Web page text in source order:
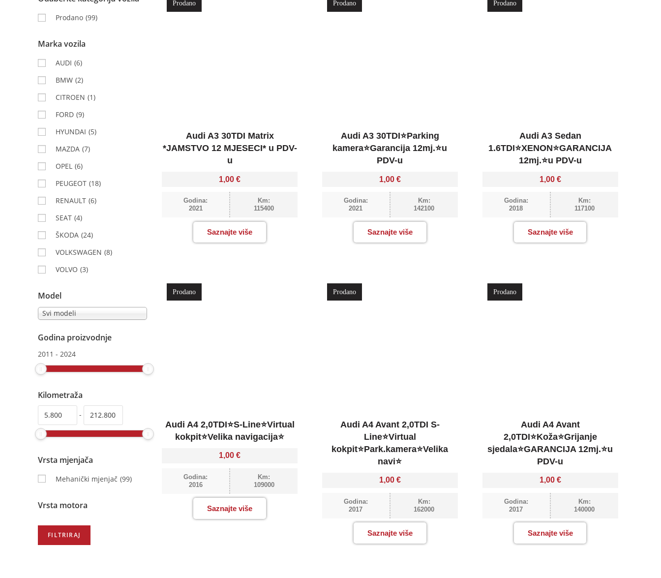
Prodano (99)
Marka vozila
AUDI (6)
BMW (2)
CITROEN (1)
FORD (9)
HYUNDAI (5)
MAZDA (7)
OPEL (6)
PEUGEOT (18)
RENAULT (6)
SEAT (4)
ŠKODA (24)
VOLKSWAGEN (8)
VOLVO (3)
Model
Svi modeli
Godina proizvodnje
2011 - 2024
Kilometraža
-
Vrsta mjenjača
Mehanički mjenjač (99)
Vrsta motora
Prodano
Audi A3 30TDI Matrix
*JAMSTVO 12 MJESECI* u PDV-
u
1,00€
Godina:
2021
Km:
115400
Saznajte više
Prodano
Audi A3 30TDI⭐Parking
kamera⭐Garancija 12mj.⭐u
PDV-u
1,00 €
Godina:
2021
Km:
142100
Saznajte više
Prodano
Audi A3 Sedan
1.6TDI⭐XENON⭐GARANCIJA
12mj.⭐u PDV-u
1,00 €
Godina:
2018
Km:
117100
Saznajte više
Prodano
Audi A4 2,0TDI⭐S-Line⭐Virtual
kokpit⭐Velika navigacija⭐
1,00€
Godina:
2016
Km:
109000
Saznajte više
Prodano
Audi A4 Avant 2,0TDI S-
Line⭐Virtual
kokpit⭐Park.kamera⭐Velika
navi⭐
1,00 €
Godina:
2017
Km:
162000
Saznajte više
Prodano
Audi A4 Avant
2,0TDI⭐Koža⭐Grijanje
sjedala⭐GARANCIJA 12mj.⭐u
PDV-u
1,00 €
Godina:
2017
Km:
140000
Saznajte više